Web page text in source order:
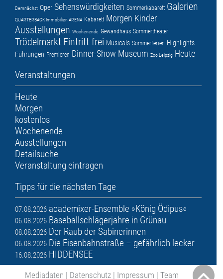
Demnächst Oper Sehenswürdigkeiten Sommerkabarett Galerien
QUARTERBACK Immobilien ARENA Kabarett Morgen Kinder
Ausstellungen Wochenende Gewandhaus Sommertheater
Trödelmarkt Eintritt frei Musicals Sommerferien Highlights
Führungen Premieren Dinner-Show Museum Zoo Leipzig Heute
Veranstaltungen
Heute
Morgen
kostenlos
Wochenende
Ausstellungen
Detailsuche
Veranstaltung eintragen
Tipps für die nächsten Tage
07.08.2026 academixer-Ensemble »König Ödipus«
06.08.2026 Baseballschlägerjahre in Grünau
08.08.2026 Der Raub der Sabinerinnen
06.08.2026 Die Eisenbahnstraße – gefährlich lecker
16.08.2026 HIDDENSEE
Mediadaten | Datenschutz | Impressum | Team